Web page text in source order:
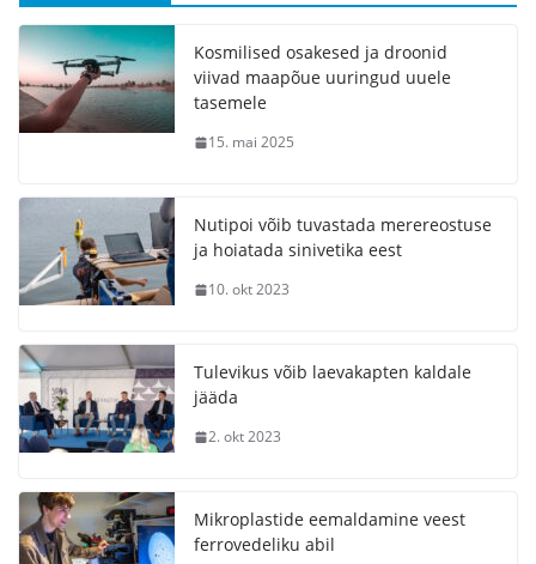
Kosmilised osakesed ja droonid
viivad maapõue uuringud uuele
tasemele
15. mai 2025
Nutipoi võib tuvastada merereostuse
ja hoiatada sinivetika eest
10. okt 2023
Tulevikus võib laevakapten kaldale
jääda
2. okt 2023
Mikroplastide eemaldamine veest
ferrovedeliku abil